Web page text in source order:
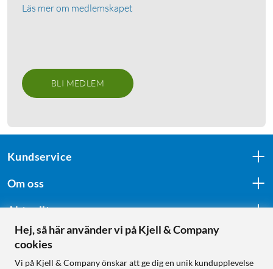
Läs mer om medlemskapet
BLI MEDLEM
Kundservice
Om oss
Aktuellt
Följ oss
Hej, så här använder vi på Kjell & Company
cookies
Vi på Kjell & Company önskar att ge dig en unik kundupplevelse